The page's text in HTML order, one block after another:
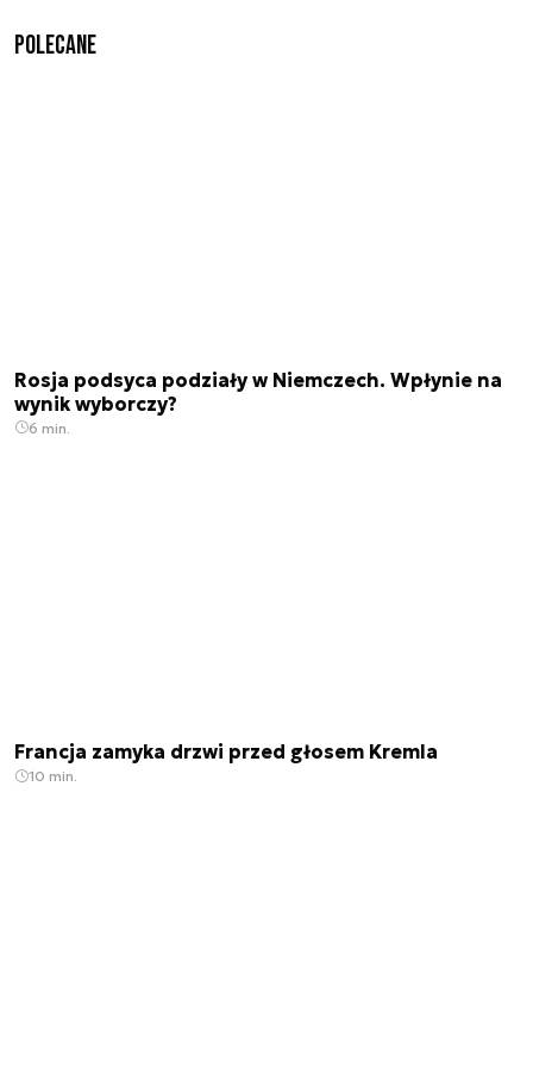
Polecane
Rosja podsyca podziały w Niemczech. Wpłynie na
wynik wyborczy?
6 min.
Francja zamyka drzwi przed głosem Kremla
10 min.